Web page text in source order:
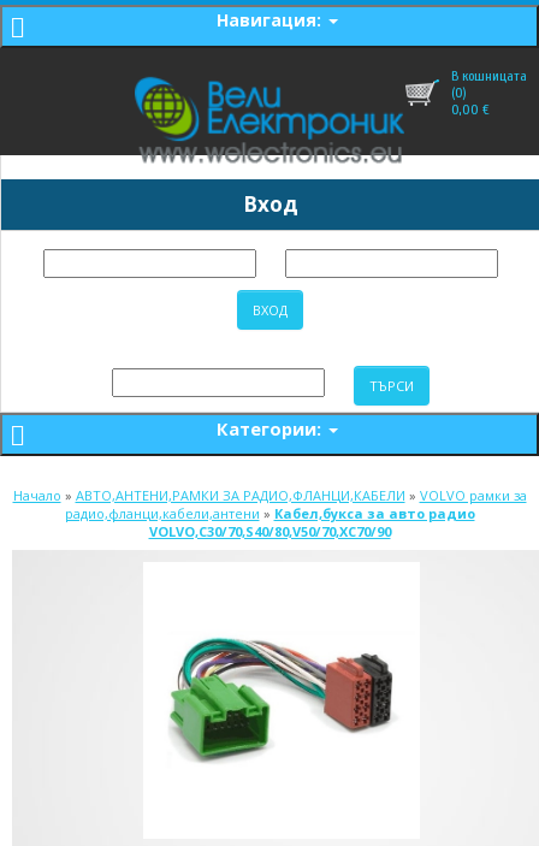
Навигация:
В кошницата
(0)
0,00 €
Вход
Категории:
Начало » АВТО,АНТЕНИ,РАМКИ ЗА РАДИО,ФЛАНЦИ,КАБЕЛИ » VOLVO рамки за
радио,фланци,кабели,антени » Кабел,букса за авто радио
VOLVO,C30/70,S40/80,V50/70,XC70/90